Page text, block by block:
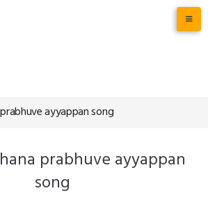
ayyappan song
prabhuve ayyappan
song